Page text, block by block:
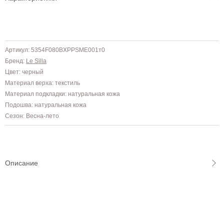
Артикул: 5354F080BXPPSME001т0
Бренд: Le Silla
Цвет: черный
Материал верха: текстиль
Материал подкладки: натуральная кожа
Подошва: натуральная кожа
Сезон: Весна-лето
Описание